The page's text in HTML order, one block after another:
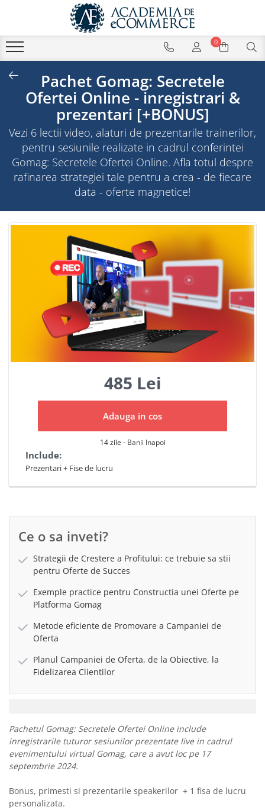
0
Pachet Gomag: Secretele
Ofertei Online - inregistrari &
prezentari [+BONUS]
Vezi 6 lectii video, alaturi de prezentarile trainerilor,
pentru sesiunile realizate in cadrul conferintei
Gomag: Secretele Ofertei Online. Afla totul despre
rafinarea strategiei tale pentru a crea - de fiecare
data - oferte magnetice!
485 Lei
Adauga in cos
14 zile - Banii Inapoi
Include:
Prezentari + Fise de lucru
Ce o sa inveti?
Strategii de Crestere a Profitului: ce trebuie sa stii
pentru Oferte de Succes
Exemple practice pentru Constructia unei Oferte pe
Platforma Gomag
Metode eficiente de Promovare a Campaniei de
Oferta
Planul Campaniei de Oferta, de la Obiective, la
Fidelizarea Clientilor
Pachetul Gomag: Secretele Ofertei Online include
inregistrarile tuturor sesiunilor prezentate live in cadrul
evenimentului virtual Gomag, care a avut loc pe 17
septembrie 2024.
Bonus, primesti si prezentarile speakerilor + 1 fisa de lucru
personalizata.